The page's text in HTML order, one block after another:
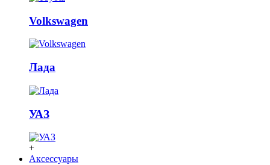
Volkswagen
Лада
УАЗ
+
Аксессуары